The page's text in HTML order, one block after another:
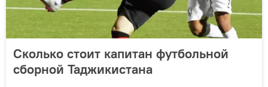
Сколько стоит капитан футбольной
сборной Таджикистана